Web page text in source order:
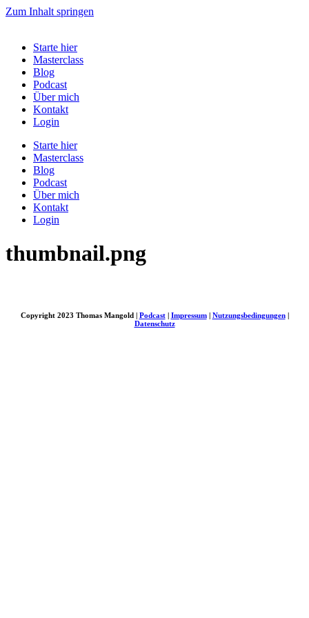
Zum Inhalt springen
Starte hier
Masterclass
Blog
Podcast
Über mich
Kontakt
Login
Starte hier
Masterclass
Blog
Podcast
Über mich
Kontakt
Login
thumbnail.png
Copyright 2023 Thomas Mangold | Podcast| Impressum| Nutzungsbedingungen|
Datenschutz